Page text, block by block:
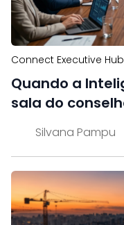
Connect Executive Hub
Quando a
sala do
Silvana Pampu